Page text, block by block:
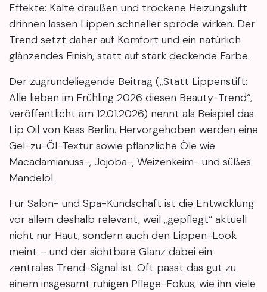
Effekte: Kälte draußen und trockene Heizungsluft
drinnen lassen Lippen schneller spröde wirken. Der
Trend setzt daher auf Komfort und ein natürlich
glänzendes Finish, statt auf stark deckende Farbe.
Der zugrundeliegende Beitrag („Statt Lippenstift:
Alle lieben im Frühling 2026 diesen Beauty-Trend“,
veröffentlicht am 12.01.2026) nennt als Beispiel das
Lip Oil von Kess Berlin. Hervorgehoben werden eine
Gel-zu-Öl-Textur sowie pflanzliche Öle wie
Macadamianuss-, Jojoba-, Weizenkeim- und süßes
Mandelöl.
Für Salon- und Spa-Kundschaft ist die Entwicklung
vor allem deshalb relevant, weil „gepflegt“ aktuell
nicht nur Haut, sondern auch den Lippen-Look
meint – und der sichtbare Glanz dabei ein
zentrales Trend-Signal ist. Oft passt das gut zu
einem insgesamt ruhigen Pflege-Fokus, wie ihn viele